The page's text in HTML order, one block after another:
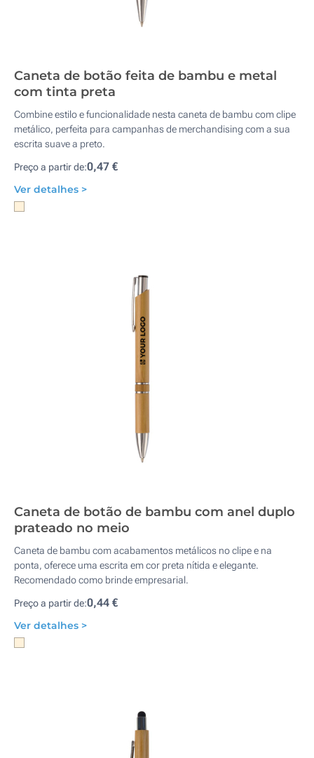
Caneta de botão feita de bambu e metal
com tinta preta
Combine estilo e funcionalidade nesta caneta de bambu com clipe
metálico, perfeita para campanhas de merchandising com a sua
escrita suave a preto.
Preço a partir de:0,47 €
Ver detalhes >
Caneta de botão de bambu com anel duplo
prateado no meio
Caneta de bambu com acabamentos metálicos no clipe e na
ponta, oferece uma escrita em cor preta nítida e elegante.
Recomendado como brinde empresarial.
Preço a partir de:0,44 €
Ver detalhes >